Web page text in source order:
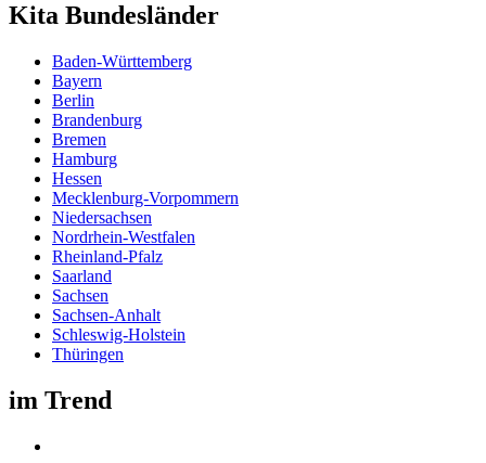
Kita Bundesländer
Baden-Württemberg
Bayern
Berlin
Brandenburg
Bremen
Hamburg
Hessen
Mecklenburg-Vorpommern
Niedersachsen
Nordrhein-Westfalen
Rheinland-Pfalz
Saarland
Sachsen
Sachsen-Anhalt
Schleswig-Holstein
Thüringen
im Trend